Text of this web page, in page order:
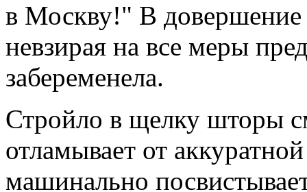
в Москву!" В довершение
невзирая на все меры
забеременела.
Стройло в щелку шторы
отламывает от
машинально